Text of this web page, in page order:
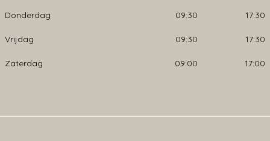
Donderdag 09:30 17:30
Vrijdag 09:30 17:30
Zaterdag 09:00 17:00